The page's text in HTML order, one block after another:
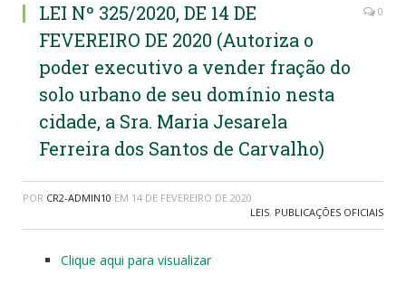
LEI Nº 325/2020, DE 14 DE
FEVEREIRO DE 2020 (Autoriza o
poder executivo a vender fração do
solo urbano de seu domínio nesta
cidade, a Sra. Maria Jesarela
Ferreira dos Santos de Carvalho)
0
POR CR2-ADMIN10 EM 14 DE FEVEREIRO DE 2020
LEIS, PUBLICAÇÕES OFICIAIS
Clique aqui para visualizar